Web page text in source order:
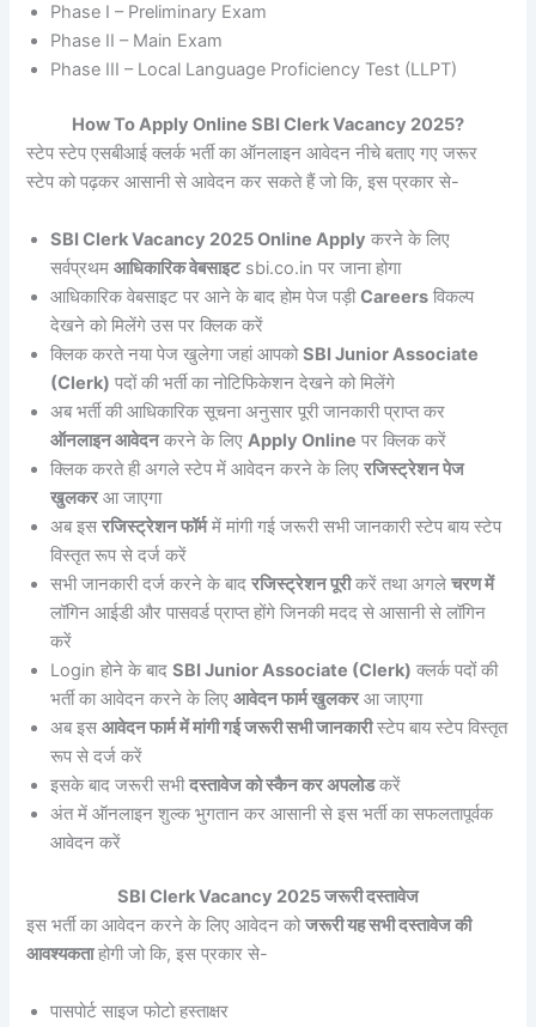
Phase I – Preliminary Exam
Phase II – Main Exam
Phase III – Local Language Proficiency Test (LLPT)
How To Apply Online SBI Clerk Vacancy 2025?
स्टेप स्टेप एसबीआई क्लर्क भर्ती का ऑनलाइन आवेदन नीचे बताए गए जरूर
स्टेप को पढ़कर आसानी से आवेदन कर सकते हैं जो कि, इस प्रकार से-
SBI Clerk Vacancy 2025 Online Apply करने के लिए
सर्वप्रथमआधिकारिक वेबसाइटsbi.co.in पर जाना होगा
आधिकारिक वेबसाइट पर आने के बाद होम पेज पड़ीCareers विकल्प
देखने को मिलेंगे उस पर क्लिक करें
क्लिक करते नया पेज खुलेगा जहां आपकोSBI Junior Associate
(Clerk) पदों की भर्ती का नोटिफिकेशन देखने को मिलेंगे
अब भर्ती की आधिकारिक सूचना अनुसार पूरी जानकारी प्राप्त कर
ऑनलाइन आवेदनकरने के लिएApply Online पर क्लिक करें
क्लिक करते ही अगले स्टेप में आवेदन करने के लिएरजिस्ट्रेशन पेज
खुलकरआ जाएगा
अब इसरजिस्ट्रेशन फॉर्ममें मांगी गई जरूरी सभी जानकारी स्टेप बाय स्टेप
विस्तृत रूप से दर्ज करें
सभी जानकारी दर्ज करने के बादरजिस्ट्रेशन पूरीकरें तथा अगलेचरण में
लॉगिन आईडी और पासवर्ड प्राप्त होंगे जिनकी मदद से आसानी से लॉगिन
करें
Login होने के बादSBI Junior Associate (Clerk) क्लर्क पदों की
भर्ती का आवेदन करने के लिएआवेदन फार्म खुलकरआ जाएगा
अब इसआवेदन फार्म में मांगी गई जरूरी सभी जानकारीस्टेप बाय स्टेप विस्तृत
रूप से दर्ज करें
इसके बाद जरूरी सभीदस्तावेज को स्कैन कर अपलोडकरें
अंत में ऑनलाइन शुल्क भुगतान कर आसानी से इस भर्ती का सफलतापूर्वक
आवेदन करें
SBI Clerk Vacancy 2025 जरूरी दस्तावेज
इस भर्ती का आवेदन करने के लिए आवेदन कोजरूरी यह सभी दस्तावेज की
आवश्यकताहोगी जो कि, इस प्रकार से-
पासपोर्ट साइज फोटो हस्ताक्षर